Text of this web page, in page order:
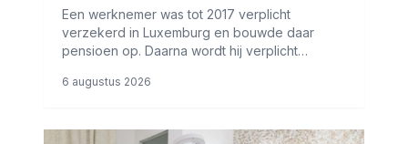
Een werknemer was tot 2017 verplicht
verzekerd in Luxemburg en bouwde daar
pensioen op. Daarna wordt hij verplicht
Luxemburgse pensioenregeling vrijwillig voort.
6 augustus 2026